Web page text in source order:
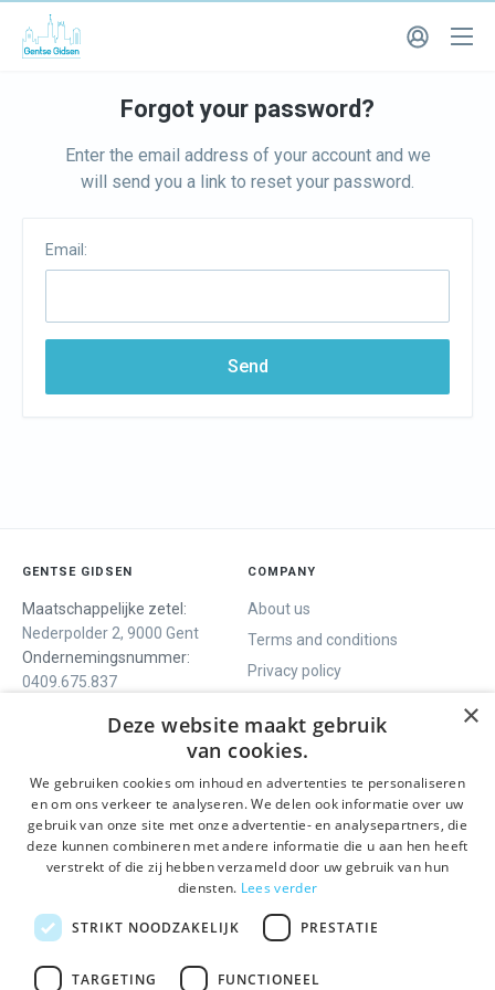
Forgot your password?
Enter the email address of your account and we
will send you a link to reset your password.
Email:
Send
GENTSE GIDSEN
Maatschappelijke zetel:
Nederpolder 2, 9000 Gent
Ondernemingsnummer:
0409.675.837
COMPANY
About us
Terms and conditions
Privacy policy
WE OFFER
Guided tours
One day tour
Activities
SOCIALS
Facebook
Instagram
LinkedIn
STAY INFORMED
×
Deze website maakt gebruik
van cookies.
We gebruiken cookies om inhoud en advertenties te personaliseren
en om ons verkeer te analyseren. We delen ook informatie over uw
gebruik van onze site met onze advertentie- en analysepartners, die
deze kunnen combineren met andere informatie die u aan hen heeft
verstrekt of die zij hebben verzameld door uw gebruik van hun
diensten. Lees verder
STRIKT NOODZAKELIJK PRESTATIE
TARGETING FUNCTIONEEL